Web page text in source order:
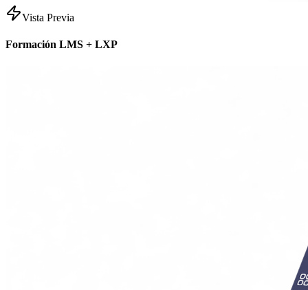
Vista Previa
Formación LMS + LXP